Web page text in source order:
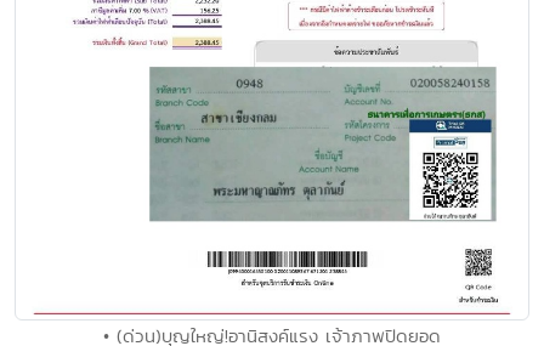
• (ด่วน)บุญใหญ่!อานิสงค์แรง เจ้าภาพปิดยอด